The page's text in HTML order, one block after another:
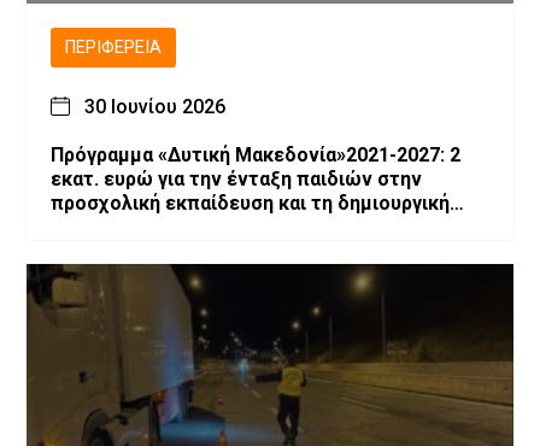
ΠΕΡΙΦΈΡΕΙΑ
30 Ιουνίου 2026
Πρόγραμμα «Δυτική Μακεδονία»2021-2027: 2
εκατ. ευρώ για την ένταξη παιδιών στην
προσχολική εκπαίδευση και τη δημιουργική